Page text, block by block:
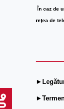
În caz de
reţea de